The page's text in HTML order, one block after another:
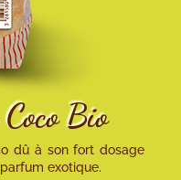
Bio
dû à son fort dosage
exotique.